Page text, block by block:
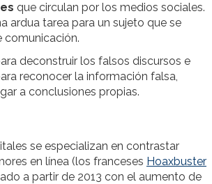
que circulan por los medios sociales.
ardua tarea para un sujeto que se
comunicación.
deconstruir los falsos discursos e
reconocer la información falsa,
a conclusiones propias.
se especializan en contrastar
en línea (los franceses Hoaxbuster
a partir de 2013 con el aumento de